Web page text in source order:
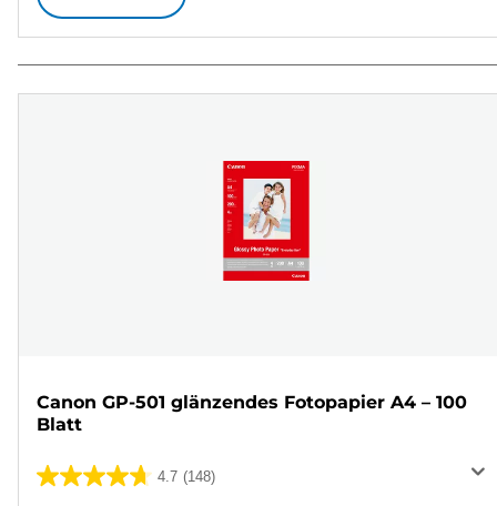
Canon GP-501 glänzendes Fotopapier A4 – 100
Blatt
4.7 (148)
4.7